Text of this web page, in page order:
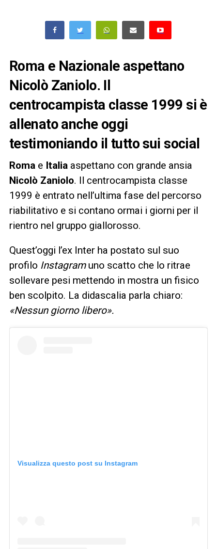
Roma e Nazionale aspettano
Nicolò Zaniolo. Il
centrocampista classe 1999 si è
allenato anche oggi
testimoniando il tutto sui social
Romae Italiaaspettano con grande ansia
Nicolò Zaniolo. Il centrocampista classe
1999 è entrato nell’ultima fase del percorso
riabilitativo e si contano ormai i giorni per il
rientro nel gruppo giallorosso.
Quest’oggi l’ex Inter ha postato sul suo
profilo Instagramuno scatto che lo ritrae
sollevare pesi mettendo in mostra un fisico
ben scolpito. La didascalia parla chiaro:
«Nessun giorno libero».
Visualizza questo post su Instagram